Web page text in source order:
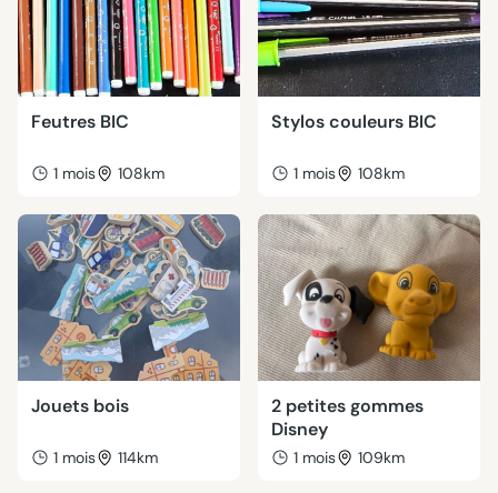
Feutres BIC
1 mois 108km
Stylos couleurs BIC
1 mois 108km
Jouets bois
1 mois 114km
2 petites gommes
Disney
1 mois 109km